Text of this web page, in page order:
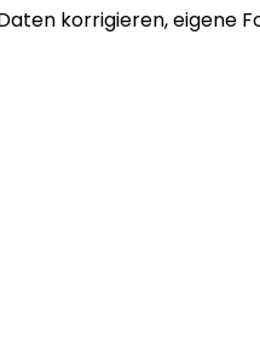
korrigieren, eigene